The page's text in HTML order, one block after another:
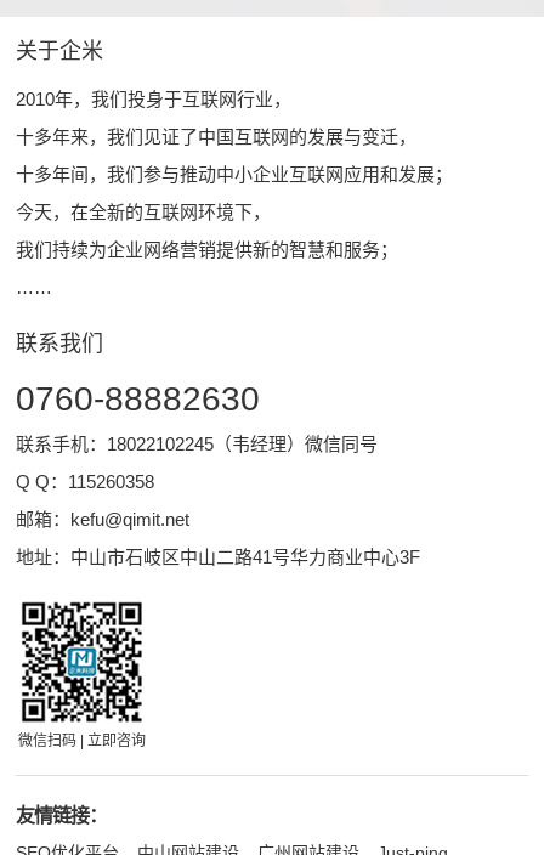
关于企米
2010年，我们投身于互联网行业，
十多年来，我们见证了中国互联网的发展与变迁，
十多年间，我们参与推动中小企业互联网应用和发展；
今天，在全新的互联网环境下，
我们持续为企业网络营销提供新的智慧和服务；
……
联系我们
0760-88882630
联系手机：18022102245（韦经理）微信同号
Q Q： 115260358
邮箱： kefu@qimit.net
地址：中山市石岐区中山二路41号华力商业中心3F
微信扫码 | 立即咨询
友情链接：